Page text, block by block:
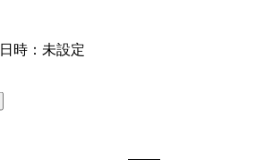
日時：未設定